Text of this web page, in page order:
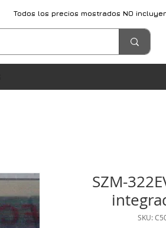
Todos los precios mostrados NO
SZM-
SKU: